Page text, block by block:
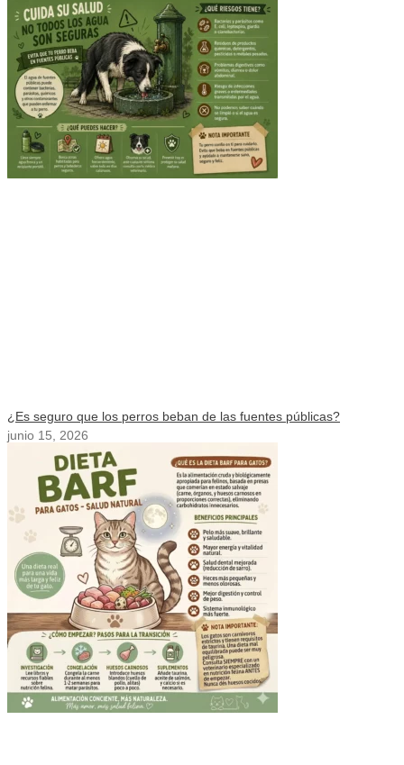
¿Es seguro que los perros beban de las fuentes públicas?
junio 15, 2026